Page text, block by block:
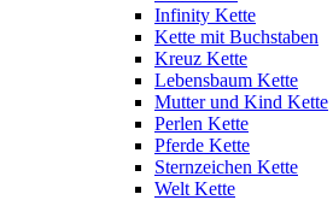
Infinity Kette
Kette mit Buchstaben
Kreuz Kette
Lebensbaum Kette
Mutter und Kind Kette
Perlen Kette
Pferde Kette
Sternzeichen Kette
Welt Kette